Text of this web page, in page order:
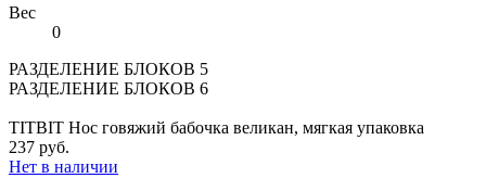
Вес
0
РАЗДЕЛЕНИЕ БЛОКОВ 5
РАЗДЕЛЕНИЕ БЛОКОВ 6
TITBIT Нос говяжий бабочка великан, мягкая упаковка
237 руб.
Нет в наличии